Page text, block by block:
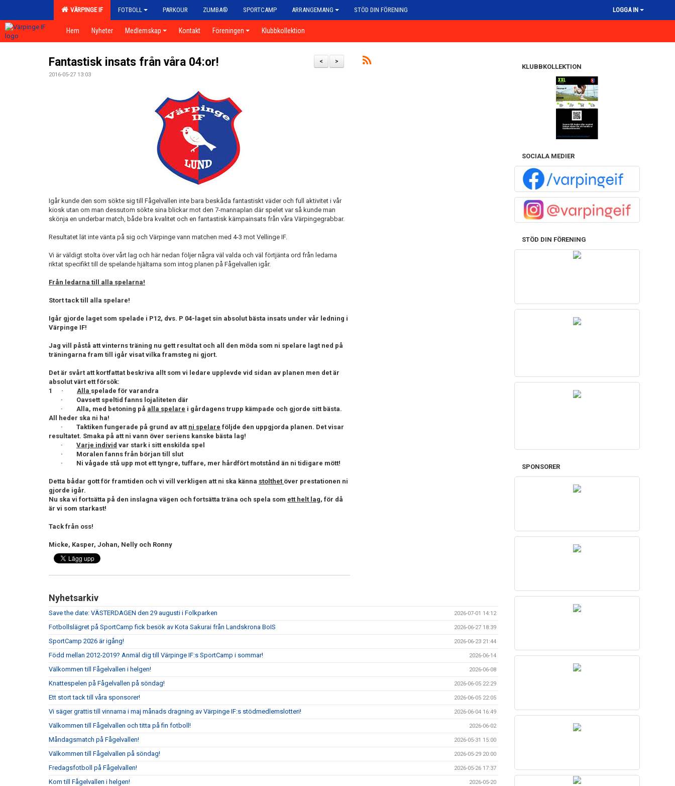
VÄRPINGE IF FOTBOLL PARKOUR ZUMBA® SPORTCAMP ARRANGEMANG STÖD DIN FÖRENING LOGGA IN
Hem Nyheter Medlemskap Kontakt Föreningen Klubbkollektion
>
<
Fantastisk insats från våra 04:or!
2016-05-27 13:03
Igår kunde den som sökte sig till Fågelvallen inte bara beskåda fantastiskt väder och full aktivitet i vår
kiosk utan om man dessutom sökte sina blickar mot den 7-mannaplan där spelet var så kunde man
skönja en underbar match, både bra kvalitet och en fantastisk kämpainsats från våra Värpingegrabbar.
Resultatet lät inte vänta på sig och Värpinge vann matchen med 4-3 mot Vellinge IF.
Vi är väldigt stolta över vårt lag och här nedan följer några väl valda och väl förtjänta ord från ledarna
riktat specifikt till de spelande hjältarna som intog planen på Fågelvallen igår.
Från ledarna till alla spelarna!
Stort tack till alla spelare!
Igår gjorde laget som spelade i P12, dvs. P 04-laget sin absolut bästa insats under vår ledning i
Värpinge IF!
Jag vill påstå att vinterns träning nu gett resultat och all den möda som ni spelare lagt ned på
träningarna fram till igår visat vilka framsteg ni gjort.
Det är svårt att kortfattat beskriva allt som vi ledare upplevde vid sidan av planen men det är
absolut värt ett försök:
1 · Alla spelade för varandra
· Oavsett speltid fanns lojaliteten där
· Alla, med betoning på alla spelare i gårdagens trupp kämpade och gjorde sitt bästa.
All heder ska ni ha!
· Taktiken fungerade på grund av att ni spelare följde den uppgjorda planen. Det visar
resultatet. Smaka på att ni vann över seriens kanske bästa lag!
· Varje individ var stark i sitt enskilda spel
· Moralen fanns från början till slut
· Ni vågade stå upp mot ett tyngre, tuffare, mer hårdfört motstånd än ni tidigare mött!
Detta bådar gott för framtiden och vi vill verkligen att ni ska känna stolthet över prestationen ni
gjorde igår.
Nu ska vi fortsätta på den inslagna vägen och fortsätta träna och spela som ett helt lag, för då
är vi som starkast!
Tack från oss!
Micke, Kasper, Johan, Nelly och Ronny
Nyhetsarkiv
Save the date: VÄSTERDAGEN den 29 augusti i Folkparken 2026-07-01 14:12
Fotbollslägret på SportCamp fick besök av Kota Sakurai från Landskrona BoIS 2026-06-27 18:39
SportCamp 2026 är igång! 2026-06-23 21:44
Född mellan 2012-2019? Anmäl dig till Värpinge IF:s SportCamp i sommar! 2026-06-14
Välkommen till Fågelvallen i helgen! 2026-06-08
Knattespelen på Fågelvallen på söndag! 2026-06-05 22:29
Ett stort tack till våra sponsorer! 2026-06-05 22:05
Vi säger grattis till vinnarna i maj månads dragning av Värpinge IF:s stödmedlemslotteri! 2026-06-04 16:49
Välkommen till Fågelvallen och titta på fin fotboll! 2026-06-02
Måndagsmatch på Fågelvallen! 2026-05-31 15:00
Välkommen till Fågelvallen på söndag! 2026-05-29 20:00
Fredagsfotboll på Fågelvallen! 2026-05-26 17:37
Kom till Fågelvallen i helgen! 2026-05-20
KLUBBKOLLEKTION
SOCIALA MEDIER
STÖD DIN FÖRENING
SPONSORER